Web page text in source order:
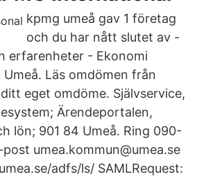
kpmg umeå gav 1 företag
och du har nått slutet av -
erfarenheter - Ekonomi
Umeå. Läs omdömen från
eget omdöme. Självservice,
Ärendeportalen,
lön; 901 84 Umeå. Ring 090-
umea.kommun@umea.se
adfs/ls/ SAMLRequest: